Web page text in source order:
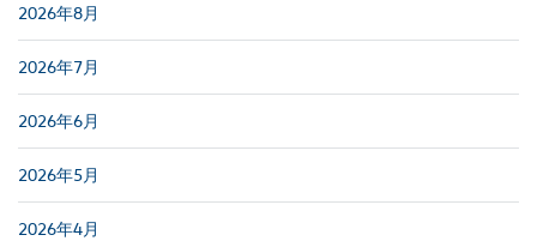
2026年8月
2026年7月
2026年6月
2026年5月
2026年4月